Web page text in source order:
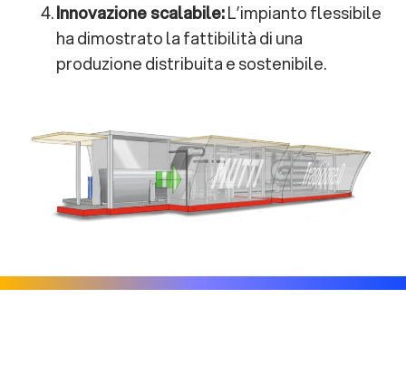
Innovazione scalabile:L’impianto flessibile
ha dimostrato la fattibilità di una
produzione distribuita e sostenibile.